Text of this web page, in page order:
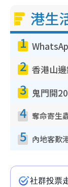
港生
1
2
3
4
5